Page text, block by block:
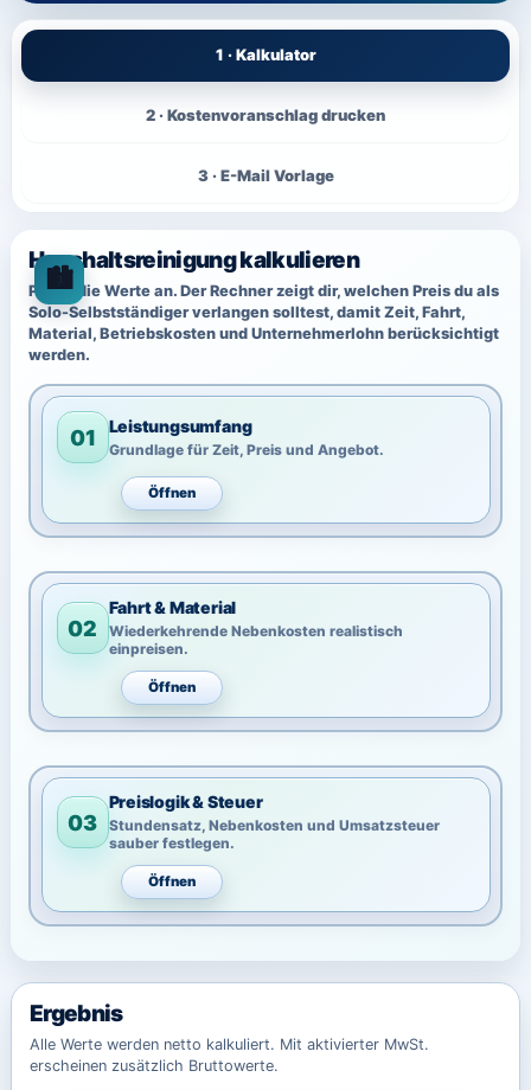
Kalkulator
Kostenvoranschlag drucken
E-Mail Vorlage
Haushaltsreinigung kalkulieren
Passe die Werte an. Der Rechner zeigt dir, welchen Preis du als
Solo-Selbstständiger verlangen solltest, damit Zeit, Fahrt,
Material, Betriebskosten und Unternehmerlohn berücksichtigt
werden.
01 Leistungsumfang
Grundlage für Zeit, Preis und Angebot.
Öffnen
02
Fahrt & Material
Wiederkehrende Nebenkosten realistisch
einpreisen.
Öffnen
03
Preislogik & Steuer
Stundensatz, Nebenkosten und Umsatzsteuer
sauber festlegen.
Öffnen
Ergebnis
Alle Werte werden netto kalkuliert. Mit aktivierter MwSt.
erscheinen zusätzlich Bruttowerte.